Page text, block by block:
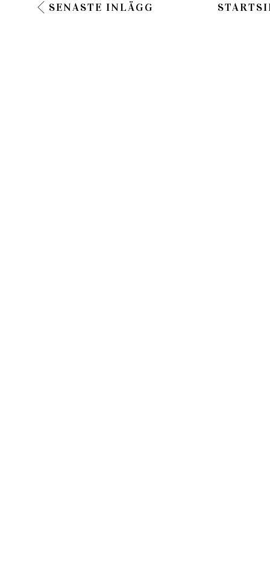
SENASTE INLÄGG